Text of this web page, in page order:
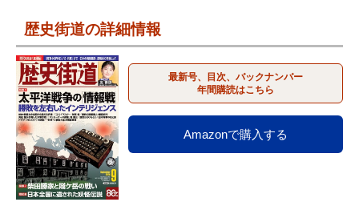
歴史街道の詳細情報
最新号、目次、バックナンバー
年間購読はこちら
Amazonで購入する